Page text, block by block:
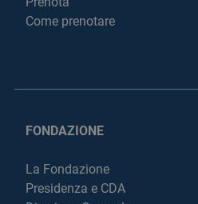
Come prenotare
FONDAZIONE
La Fondazione
Presidenza e CDA